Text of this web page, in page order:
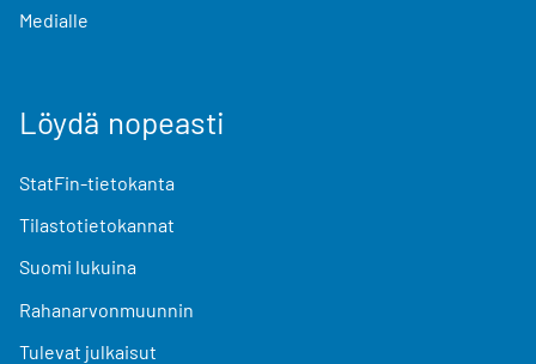
Medialle
Löydä nopeasti
StatFin-tietokanta
Tilastotietokannat
Suomi lukuina
Rahanarvonmuunnin
Tulevat julkaisut